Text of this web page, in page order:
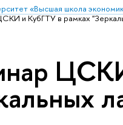
«Высшая школа
и КубГТУ в рамках